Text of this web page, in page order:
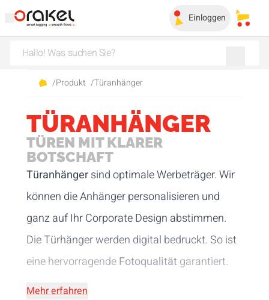
Einloggen
/Produkt /Türanhänger
TÜRANHÄNGER
TÜREN MIT KLARER
BOTSCHAFT
Türanhängersind optimale Werbeträger. Wir
können die Anhänger personalisieren und
ganz auf Ihr Corporate Design abstimmen.
Die Türhänger werden digital bedruckt. So ist
eine hervorragendeFotoqualität garantiert.
Mehr erfahren